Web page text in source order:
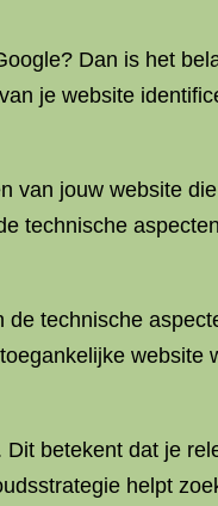
Dan is het
je website
van jouw website
technische
technische
website
Dit betekent dat je
helpt